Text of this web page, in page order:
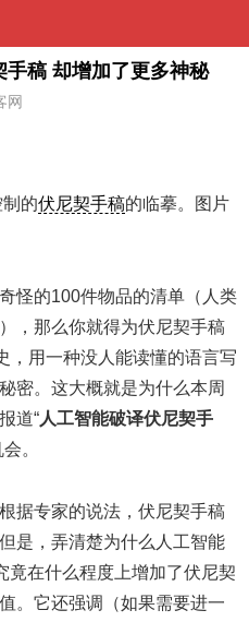
手稿 却增加了更多神秘
网
的伏尼契手稿的临摹。图片
怪的100件物品的清单（人类
，那么你就得为伏尼契手稿
，用一种没人能读懂的语言写
密。这大概就是为什么本周
道“人工智能破译伏尼契手
。
据专家的说法，伏尼契手稿
是，弄清楚为什么人工智能
竟在什么程度上增加了伏尼契
。它还强调（如果需要进一